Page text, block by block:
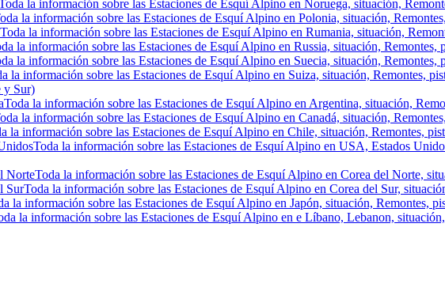
la información sobre las Estaciones de Esquí Alpino en Noruega, situación,
la información sobre las Estaciones de Esquí Alpino en Polonia, situación,
Toda la información sobre las Estaciones de Esquí Alpino en Rumania, situación,
la información sobre las Estaciones de Esquí Alpino en Russia, situación, Remontes,
la información sobre las Estaciones de Esquí Alpino en Suecia, situación, Remontes,
la información sobre las Estaciones de Esquí Alpino en Suiza, situación, Remontes,
y Sur)
Toda la información sobre las Estaciones de Esquí Alpino en Argentina, situación,
la información sobre las Estaciones de Esquí Alpino en Canadá, situación,
la información sobre las Estaciones de Esquí Alpino en Chile, situación, Remontes,
Toda la información sobre las Estaciones de Esquí Alpino en USA, Estados
NorteToda la información sobre las Estaciones de Esquí Alpino en Corea del Norte,
SurToda la información sobre las Estaciones de Esquí Alpino en Corea del Sur,
la información sobre las Estaciones de Esquí Alpino en Japón, situación, Remontes,
la información sobre las Estaciones de Esquí Alpino en e Líbano, Lebanon,